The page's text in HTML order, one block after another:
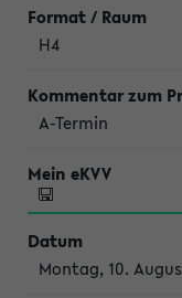
H4
A-Termin
Montag, 10.